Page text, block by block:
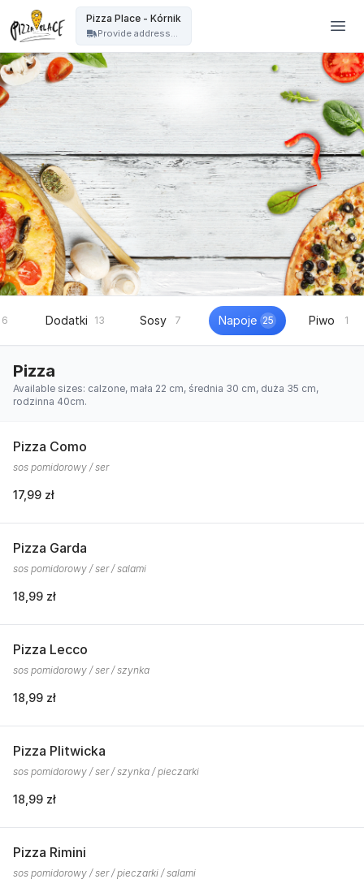
Pizza Place - Kórnik
Provide address...
6 Dodatki 13 Sosy 7 Napoje 25 Piwo 1
Pizza
Available sizes: calzone, mała 22 cm, średnia 30 cm, duża 35 cm,
rodzinna 40cm.
Pizza Como
sos pomidorowy / ser
17,99 zł
Pizza Garda
sos pomidorowy / ser / salami
18,99 zł
Pizza Lecco
sos pomidorowy / ser / szynka
18,99 zł
Pizza Plitwicka
sos pomidorowy / ser / szynka / pieczarki
18,99 zł
Pizza Rimini
sos pomidorowy / ser / pieczarki / salami